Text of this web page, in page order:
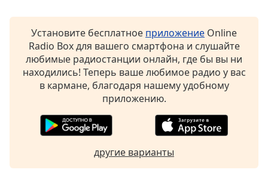
dialog
window.
Escape
cancel
Установите бесплатное приложение Online
Radio Box для вашего смартфона и слушайте
любимые радиостанции онлайн, где бы вы ни
находились! Теперь ваше любимое радио у вас
в кармане, благодаря нашему удобному
приложению.
другие варианты